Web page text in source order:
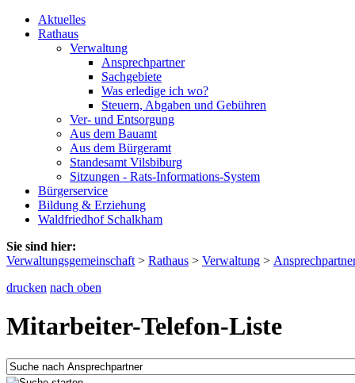
Aktuelles
Rathaus
Verwaltung
Ansprechpartner
Sachgebiete
Was erledige ich wo?
Steuern, Abgaben und Gebühren
Ver- und Entsorgung
Aus dem Bauamt
Aus dem Bürgeramt
Standesamt Vilsbiburg
Sitzungen - Rats-Informations-System
Bürgerservice
Bildung & Erziehung
Waldfriedhof Schalkham
Sie sind hier:
Verwaltungsgemeinschaft > Rathaus > Verwaltung >
drucken nach oben
Mitarbeiter-Telefon-Liste